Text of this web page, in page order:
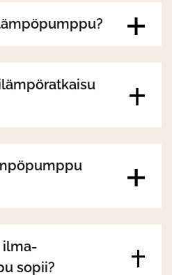
ilma-
sopii?